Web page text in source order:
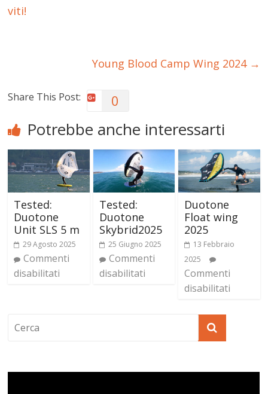
viti!
Young Blood Camp Wing 2024 →
Share This Post: 0
Potrebbe anche interessarti
Tested:
Duotone
Unit SLS 5 m
29 Agosto 2025
Commenti
disabilitati
Tested:
Duotone
Skybrid2025
25 Giugno 2025
Commenti
disabilitati
Duotone
Float wing
2025
13 Febbraio
2025
Commenti
disabilitati